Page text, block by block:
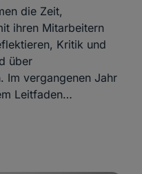
die Zeit,
ihren Mitarbeitern
Kritik und
über
Im vergangenen Jahr
Leitfaden…